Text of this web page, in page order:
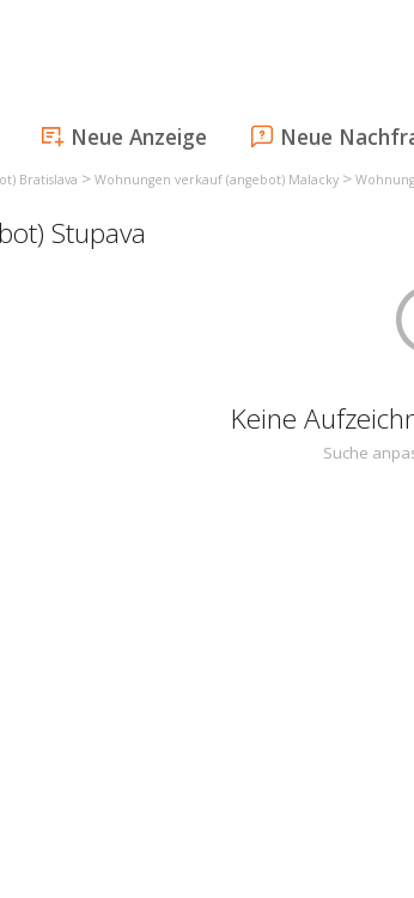
Neue Anzeige Neue
Bratislava > Wohnungen verkauf (angebot) Malacky >
Stupava
Keine
Suche